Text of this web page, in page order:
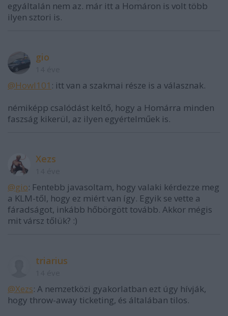
egyáltalán nem az. már itt a Homáron is volt több
ilyen sztori is.
gio
@Howl101 : itt van a szakmai része is a válasznak.
némiképp csalódást keltő, hogy a Homárra minden
faszság kikerül, az ilyen egyértelműek is.
Xezs
@gio: Fentebb javasoltam, hogy valaki kérdezze meg
a KLM-től, hogy ez miért van így. Egyik se vette a
fáradságot, inkább hőbörgött tovább. Akkor mégis
mit vársz tőlük? :)
triarius
@Xezs: A nemzetközi gyakorlatban ezt úgy hívják,
hogy throw-away ticketing, és általában tilos.